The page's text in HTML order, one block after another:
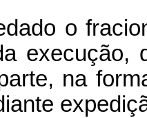
o
execução,
na